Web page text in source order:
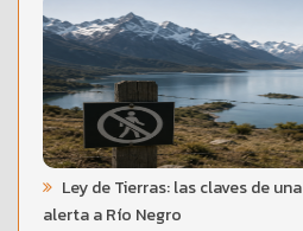
Ley de Tierras: las claves de
alerta a Río Negro